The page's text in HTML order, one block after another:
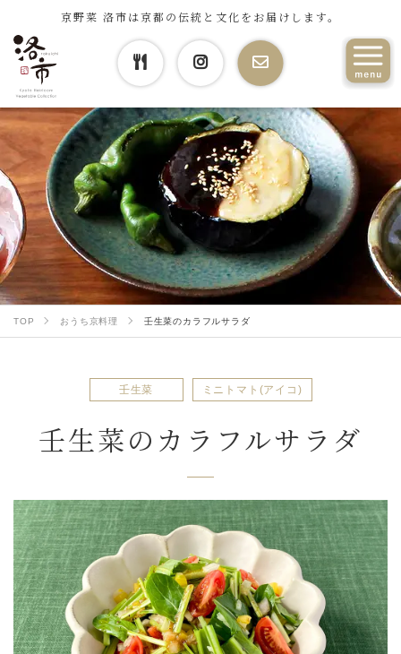
京野菜 洛市は京都の伝統と文化をお届けします。
TOP おうち京料理 壬生菜のカラフルサラダ
壬生菜 ミニトマト(アイコ)
壬生菜のカラフルサラダ